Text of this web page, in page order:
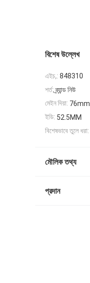
বিশেষ উল্লেখ
এইচ,: 848310
শর্ত:ব্র্যান্ড নিউ
মেইন দিয়া: 76mm
ইডি: 52.5MM
বিশেষভাবে তুলে ধরা:
মৌলিক তথ্য
প্রদান